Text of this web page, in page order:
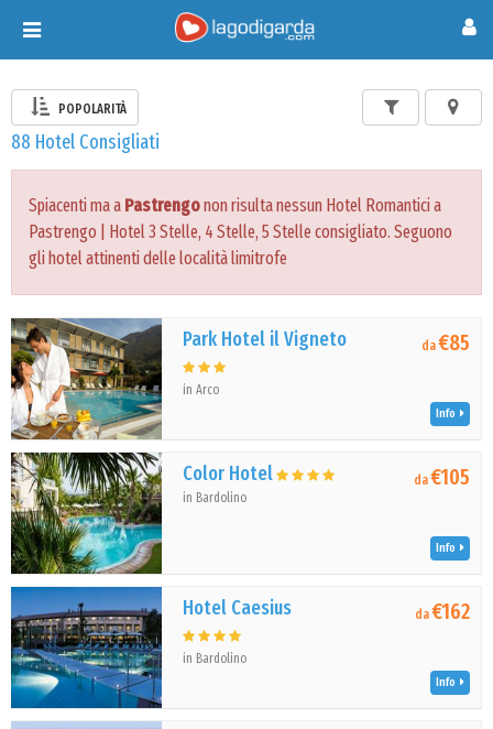
Toggle
navigation
POPOLARITÀ
88 Hotel Consigliati
Spiacenti ma a Pastrengonon risulta nessun Hotel Romantici a
Pastrengo | Hotel 3 Stelle, 4 Stelle, 5 Stelle consigliato. Seguono
gli hotel attinenti delle località limitrofe
Park Hotel il Vigneto
in Arco
da€85
Info
Color Hotel
in Bardolino
da€105
Info
Hotel Caesius
in Bardolino
da€162
Info